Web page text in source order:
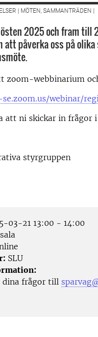
| MÖTEN, SAMMANTRÄDEN |
2025 och fram till
att påverka oss på
zoom-webbinarium
webinar/
att ni skickar in frågor
styrgruppen
03-21 13:00 - 14:00
SLU
dina frågor till